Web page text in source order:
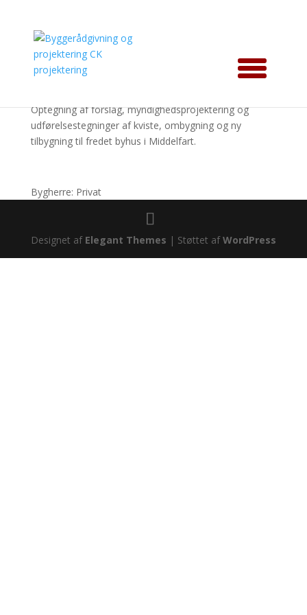
Kviste og tilbygning til
fredet byhus i Middelfart
Optegning af forslag, myndighedsprojektering og
udførelsestegninger af kviste, ombygning og ny
tilbygning til fredet byhus i Middelfart.
Bygherre: Privat
Designet af Elegant Themes | Støttet afWordPress